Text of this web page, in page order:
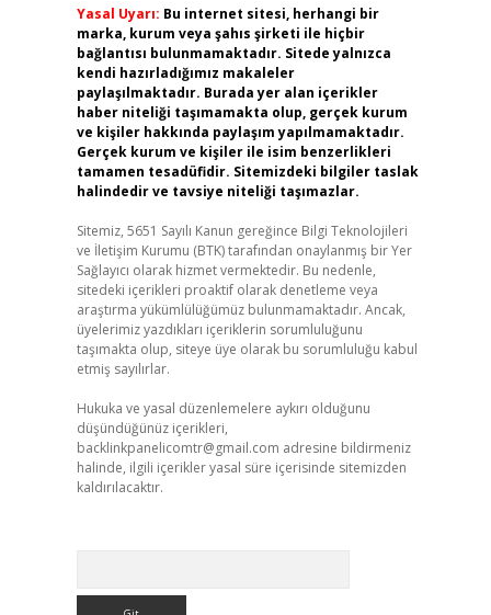
Yasal Uyarı: Bu internet sitesi, herhangi bir
marka, kurum veya şahıs şirketi ile hiçbir
bağlantısı bulunmamaktadır. Sitede yalnızca
kendi hazırladığımız makaleler
paylaşılmaktadır. Burada yer alan içerikler
haber niteliği taşımamakta olup, gerçek kurum
ve kişiler hakkında paylaşım yapılmamaktadır.
Gerçek kurum ve kişiler ile isim benzerlikleri
tamamen tesadüfidir. Sitemizdeki bilgiler taslak
halindedir ve tavsiye niteliği taşımazlar.
Sitemiz, 5651 Sayılı Kanun gereğince Bilgi Teknolojileri
ve İletişim Kurumu (BTK) tarafından onaylanmış bir Yer
Sağlayıcı olarak hizmet vermektedir. Bu nedenle,
sitedeki içerikleri proaktif olarak denetleme veya
araştırma yükümlülüğümüz bulunmamaktadır. Ancak,
üyelerimiz yazdıkları içeriklerin sorumluluğunu
taşımakta olup, siteye üye olarak bu sorumluluğu kabul
etmiş sayılırlar.
Hukuka ve yasal düzenlemelere aykırı olduğunu
düşündüğünüz içerikleri,
backlinkpanelicomtr@gmail.com adresine bildirmeniz
halinde, ilgili içerikler yasal süre içerisinde sitemizden
kaldırılacaktır.